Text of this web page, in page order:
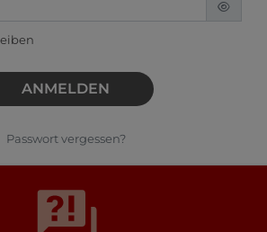
ANMELDEN
Passwort vergessen?